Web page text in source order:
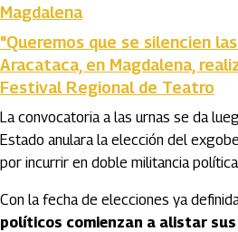
Magdalena
"Queremos que se silencien
Aracataca, en Magdalena,
Festival Regional de Teatro
La convocatoria a las urnas se da
Estado anulara la elección del
por incurrir en doble militancia
Con la fecha de elecciones ya
políticos comienzan a alistar